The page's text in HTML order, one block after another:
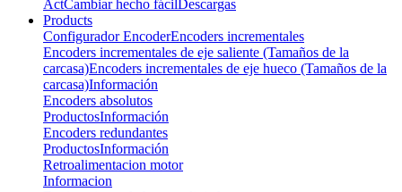
ActCambiar hecho fácilDescargas
Products
Configurador EncoderEncoders incrementales
Encoders incrementales de eje saliente (Tamaños de la
carcasa)Encoders incrementales de eje hueco (Tamaños de la
carcasa)Información
Encoders absolutos
ProductosInformación
Encoders redundantes
ProductosInformación
Retroalimentacion motor
Informacion